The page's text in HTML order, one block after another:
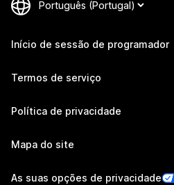
Início de sessão de programador
Termos de serviço
Política de privacidade
Mapa do site
As suas opções de privacidade